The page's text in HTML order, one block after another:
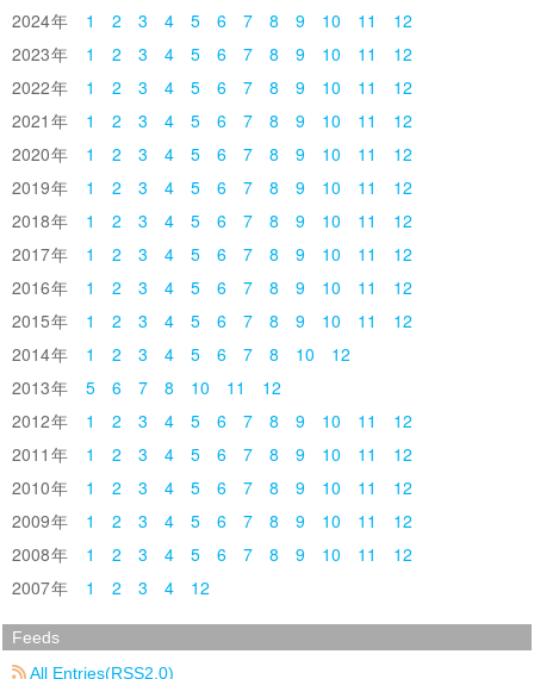
2024
1 2 3 4 5 6 7 8 9 10 11
12
2023
1 2 3 4 5 6 7 8 9 10 11
12
2022
1 2 3 4 5 6 7 8 9 10 11
12
2021
1 2 3 4 5 6 7 8 9 10 11
12
2020
1 2 3 4 5 6 7 8 9 10 11
12
2019
1 2 3 4 5 6 7 8 9 10 11
12
2018
1 2 3 4 5 6 7 8 9 10 11
12
2017
1 2 3 4 5 6 7 8 9 10 11
12
2016
1 2 3 4 5 6 7 8 9 10 11
12
2015
1 2 3 4 5 6 7 8 9 10 11
12
2014
1 2 3 4 5 6 7 8 10
12
2013
5 6 7 8 10 11
12
2012
1 2 3 4 5 6 7 8 9 10 11
12
2011
1 2 3 4 5 6 7 8 9 10 11
12
2010
1 2 3 4 5 6 7 8 9 10 11
12
2009
1 2 3 4 5 6 7 8 9 10 11
12
2008
1 2 3 4 5 6 7 8 9 10 11
12
2007
1 2 3 4 12
Feeds
All Entries(RSS2.0)